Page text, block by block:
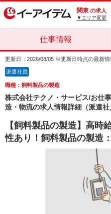
関東 の求人
▼エリア変更
仕事情報
更新日：2026/08/05 ※更新日時点の最新情
派遣社員
職種：飼料製品の製造
株式会社テクノ・サービス/お仕
造・物流の求人情報詳細（派遣
【飼料製品の製造】高
性あり！飼料製品の製造